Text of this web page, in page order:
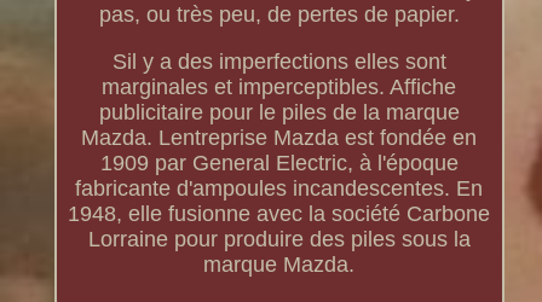
pas, ou très peu, de pertes de papier.
Sil y a des imperfections elles sont
marginales et imperceptibles. Affiche
publicitaire pour le piles de la marque
Mazda. Lentreprise Mazda est fondée en
1909 par General Electric, à l'époque
fabricante d'ampoules incandescentes. En
1948, elle fusionne avec la société Carbone
Lorraine pour produire des piles sous la
marque Mazda.